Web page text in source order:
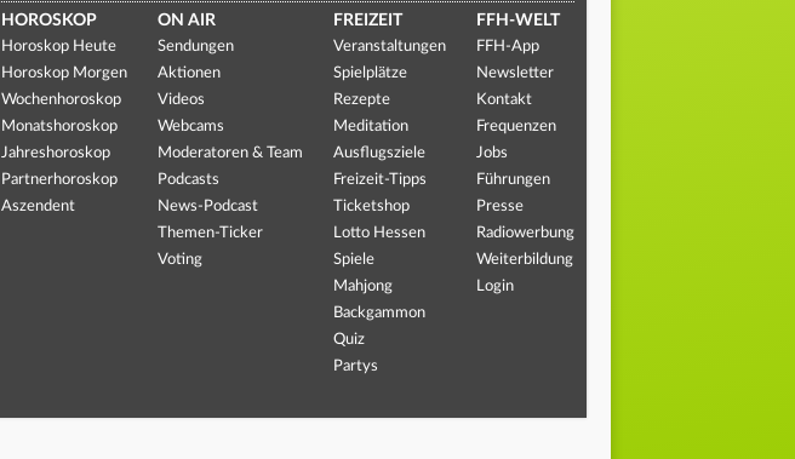
HOROSKOP
Horoskop Heute
Horoskop Morgen
Wochenhoroskop
Monatshoroskop
Jahreshoroskop
Partnerhoroskop
Aszendent
ON AIR
Sendungen
Aktionen
Videos
Webcams
Moderatoren & Team
Podcasts
News-Podcast
Themen-Ticker
Voting
FREIZEIT
Veranstaltungen
Spielplätze
Rezepte
Meditation
Ausflugsziele
Freizeit-Tipps
Ticketshop
Lotto Hessen
Spiele
Mahjong
Backgammon
Quiz
Partys
FFH-WELT
FFH-App
Newsletter
Kontakt
Frequenzen
Jobs
Führungen
Presse
Radiowerbung
Weiterbildung
Login